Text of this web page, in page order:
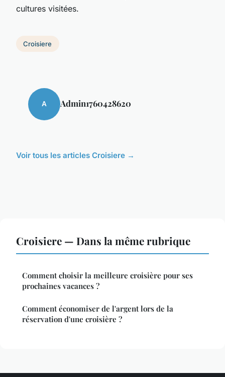
cultures visitées.
Croisiere
A Admin1760428620
Voir tous les articles Croisiere →
Croisiere — Dans la même rubrique
Comment choisir la meilleure croisière pour ses
prochaines vacances ?
Comment économiser de l'argent lors de la
réservation d'une croisière ?